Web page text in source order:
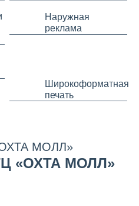
Наружная
реклама
Широкоформатная
печать
МОЛЛ»
«ОХТА МОЛЛ»